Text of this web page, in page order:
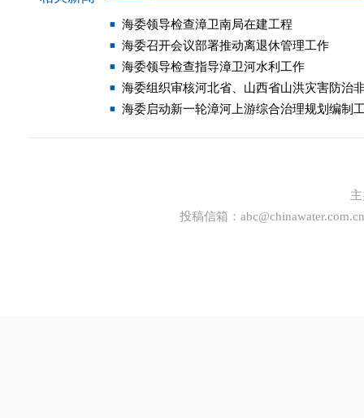
海委领导检查漳卫南局在建工程
海委召开会议部署推动离退休管理工作
海委领导检查指导漳卫河水利工作
海委组织审核河北省、山西省山洪灾害防治
海委启动新一轮漳河上游综合治理规划编制
投稿信箱： abc@chinawater.com.cn